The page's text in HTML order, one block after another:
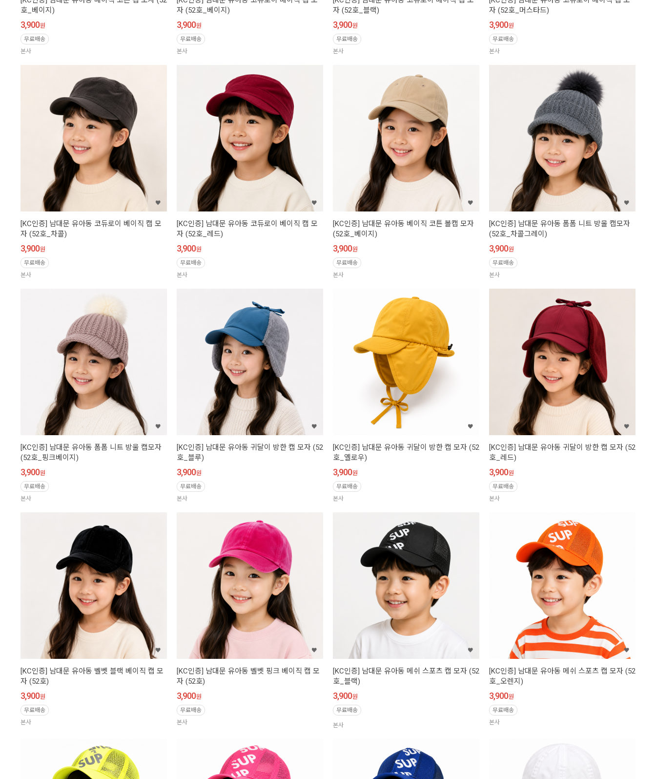
호_베이지)
3,900원
무료배송
본사
자 (52호_베이지)
3,900원
무료배송
본사
자 (52호_블랙)
3,900원
무료배송
본사
자 (52호_머스타드)
3,900원
무료배송
본사
[KC인증] 남대문 유아동 코듀로이 베이직 캡 모
자 (52호_차콜)
3,900원
무료배송
본사
[KC인증] 남대문 유아동 코듀로이 베이직 캡 모
자 (52호_레드)
3,900원
무료배송
본사
[KC인증] 남대문 유아동 베이직 코튼 볼캡 모자
(52호_베이지)
3,900원
무료배송
본사
[KC인증] 남대문 유아동 폼폼 니트 방울 캡모자
(52호_차콜그레이)
3,900원
무료배송
본사
[KC인증] 남대문 유아동 폼폼 니트 방울 캡모자
(52호_핑크베이지)
3,900원
무료배송
본사
[KC인증] 남대문 유아동 귀달이 방한 캡 모자 (52
호_블루)
3,900원
무료배송
본사
[KC인증] 남대문 유아동 귀달이 방한 캡 모자 (52
호_옐로우)
3,900원
무료배송
본사
[KC인증] 남대문 유아동 귀달이 방한 캡 모자 (52
호_레드)
3,900원
무료배송
본사
[KC인증] 남대문 유아동 벨벳 블랙 베이직 캡 모
자 (52호)
3,900원
무료배송
본사
[KC인증] 남대문 유아동 벨벳 핑크 베이직 캡 모
자 (52호)
3,900원
무료배송
본사
[KC인증] 남대문 유아동 메쉬 스포츠 캡 모자 (52
호_블랙)
3,900원
무료배송
본사
[KC인증] 남대문 유아동 메쉬 스포츠 캡 모자 (52
호_오렌지)
3,900원
무료배송
본사